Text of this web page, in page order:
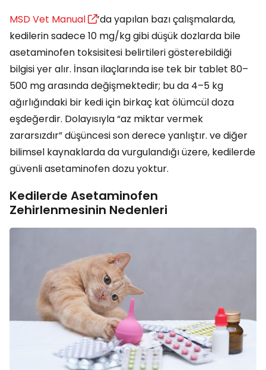
MSD Vet Manual
’da yapılan bazı çalışmalarda,
kedilerin sadece 10 mg/kg gibi düşük dozlarda bile
asetaminofen toksisitesi belirtileri gösterebildiği
bilgisi yer alır. İnsan ilaçlarında ise tek bir tablet 80–
500 mg arasında değişmektedir; bu da 4–5 kg
ağırlığındaki bir kedi için birkaç kat ölümcül doza
eşdeğerdir. Dolayısıyla “az miktar vermek
zararsızdır” düşüncesi son derece yanlıştır. ve diğer
bilimsel kaynaklarda da vurgulandığı üzere, kedilerde
güvenli asetaminofen dozu yoktur.
Kedilerde Asetaminofen
Zehirlenmesinin Nedenleri